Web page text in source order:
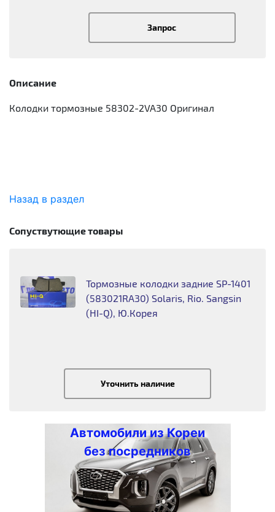
Запрос
Описание
Колодки тормозные 58302-2VA30 Оригинал
Назад в раздел
Сопуствутющие товары
Тормозные колодки задние SP-1401
(583021RA30) Solaris, Rio. Sangsin
(HI-Q), Ю.Корея
Уточнить наличие
Автомобили из Кореи
без посредников